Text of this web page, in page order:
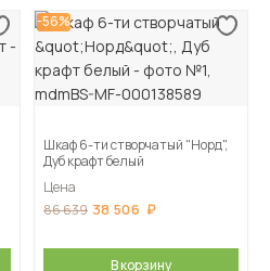
-56%
Шкаф 6-ти створчатый "Норд",
Дуб крафт белый
Цена
86 639 38 506
В корзину